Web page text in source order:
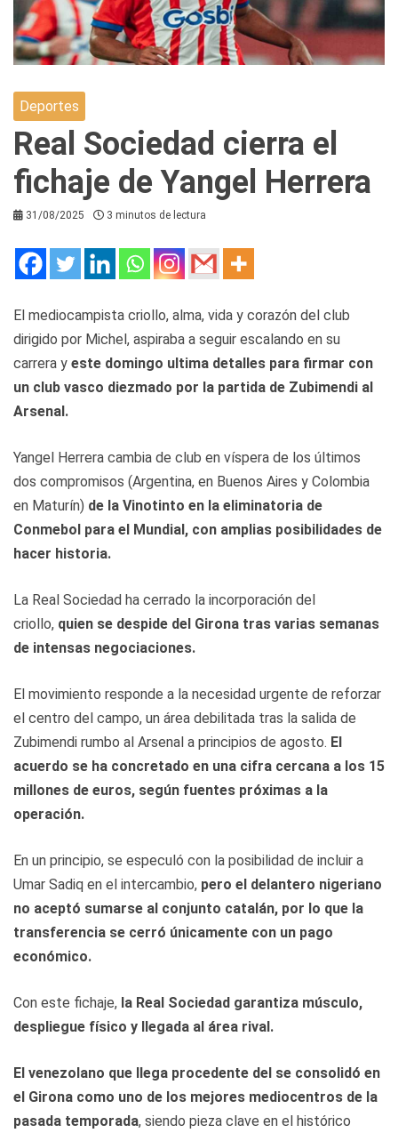
Deportes
Real Sociedad cierra el
fichaje de Yangel Herrera
31/08/2025 3 minutos de lectura
El mediocampista criollo, alma, vida y corazón del club
dirigido por Michel, aspiraba a seguir escalando en su
carrera y este domingo ultima detalles para firmar con
un club vasco diezmado por la partida de Zubimendi al
Arsenal.
Yangel Herrera cambia de club en víspera de los últimos
dos compromisos (Argentina, en Buenos Aires y Colombia
en Maturín) de la Vinotinto en la eliminatoria de
Conmebol para el Mundial, con amplias posibilidades de
hacer historia.
La Real Sociedad ha cerrado la incorporación del
criollo, quien se despide del Girona tras varias semanas
de intensas negociaciones.
El movimiento responde a la necesidad urgente de reforzar
el centro del campo, un área debilitada tras la salida de
Zubimendi rumbo al Arsenal a principios de agosto. El
acuerdo se ha concretado en una cifra cercana a los 15
millones de euros, según fuentes próximas a la
operación.
En un principio, se especuló con la posibilidad de incluir a
Umar Sadiq en el intercambio, pero el delantero nigeriano
no aceptó sumarse al conjunto catalán, por lo que la
transferencia se cerró únicamente con un pago
económico.
Con este fichaje, la Real Sociedad garantiza músculo,
despliegue físico y llegada al área rival.
El venezolano que llega procedente del se consolidó en
el Girona como uno de los mejores mediocentros de la
pasada temporada, siendo pieza clave en el histórico